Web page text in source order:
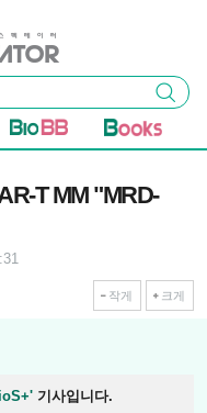
검색
T MM "MRD-
작게 크게
기사입니다.